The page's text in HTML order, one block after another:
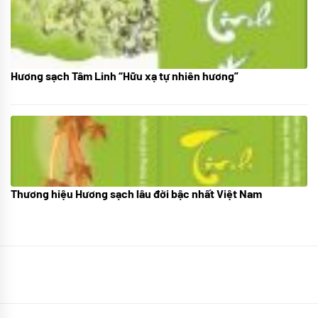
28/10/2025
Hương sạch Tâm Linh “Hữu xạ tự nhiên hương”
18/10/2025
Thương hiệu Hương sạch lâu đời bậc nhất Việt Nam